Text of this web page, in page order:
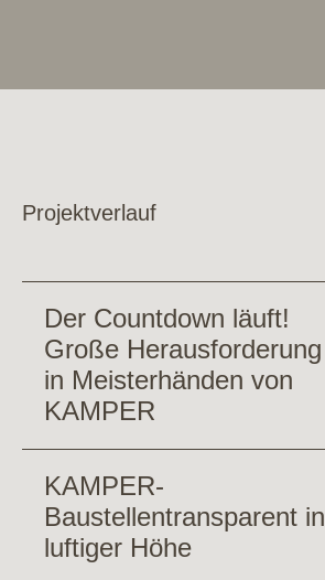
Projektverlauf
Der Countdown läuft!
Große Herausforderung
in Meisterhänden von
KAMPER
KAMPER-
Baustellentransparent in
luftiger Höhe